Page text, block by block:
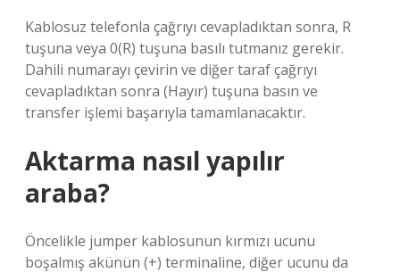
Kablosuz telefonla çağrıyı cevapladıktan sonra, R
tuşuna veya 0(R) tuşuna basılı tutmanız gerekir.
Dahili numarayı çevirin ve diğer taraf çağrıyı
cevapladıktan sonra (Hayır) tuşuna basın ve
transfer işlemi başarıyla tamamlanacaktır.
Aktarma nasıl yapılır
araba?
Öncelikle jumper kablosunun kırmızı ucunu
boşalmış akünün (+) terminaline, diğer ucunu da